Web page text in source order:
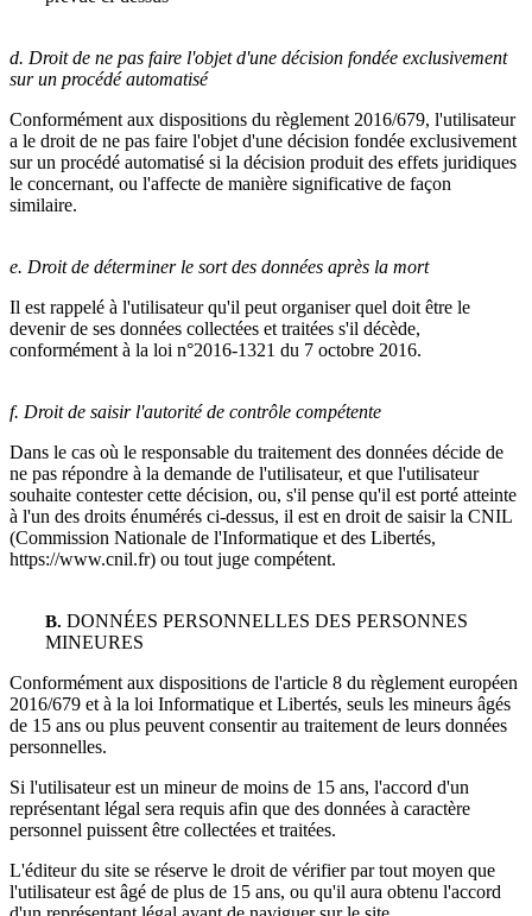
d. Droit de ne pas faire l'objet d'une décision fondée exclusivement
sur un procédé automatisé
Conformément aux dispositions du règlement 2016/679, l'utilisateur
a le droit de ne pas faire l'objet d'une décision fondée exclusivement
sur un procédé automatisé si la décision produit des effets juridiques
le concernant, ou l'affecte de manière significative de façon
similaire.
e. Droit de déterminer le sort des données après la mort
Il est rappelé à l'utilisateur qu'il peut organiser quel doit être le
devenir de ses données collectées et traitées s'il décède,
conformément à la loi n°2016-1321 du 7 octobre 2016.
f. Droit de saisir l'autorité de contrôle compétente
Dans le cas où le responsable du traitement des données décide de
ne pas répondre à la demande de l'utilisateur, et que l'utilisateur
souhaite contester cette décision, ou, s'il pense qu'il est porté atteinte
à l'un des droits énumérés ci-dessus, il est en droit de saisir la CNIL
(Commission Nationale de l'Informatique et des Libertés,
https://www.cnil.fr) ou tout juge compétent.
B. DONNÉES PERSONNELLES DES PERSONNES
MINEURES
Conformément aux dispositions de l'article 8 du règlement européen
2016/679 et à la loi Informatique et Libertés, seuls les mineurs âgés
de 15 ans ou plus peuvent consentir au traitement de leurs données
personnelles.
Si l'utilisateur est un mineur de moins de 15 ans, l'accord d'un
représentant légal sera requis afin que des données à caractère
personnel puissent être collectées et traitées.
L'éditeur du site se réserve le droit de vérifier par tout moyen que
l'utilisateur est âgé de plus de 15 ans, ou qu'il aura obtenu l'accord